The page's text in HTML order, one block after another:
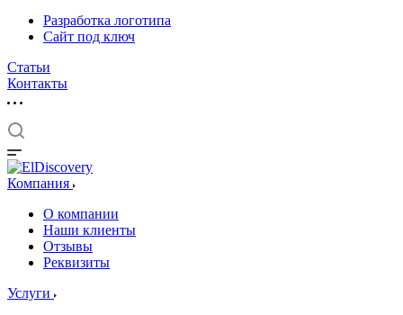
Разработка логотипа
Сайт под ключ
Статьи
Контакты
Компания
О компании
Наши клиенты
Отзывы
Реквизиты
Услуги